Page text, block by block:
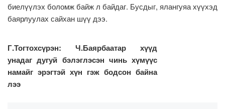
биелүүлэх боломж байж л байдаг. Бусдыг, ялангуяа хүүхэд
баярлуулах сайхан шүү дээ.
Г.Тогтохсүрэн: Ч.Баярбаатар хүүд
унадаг дугуй бэлэглэсэн чинь хүмүүс
намайг эрэгтэй хүн гэж бодсон байна
лээ